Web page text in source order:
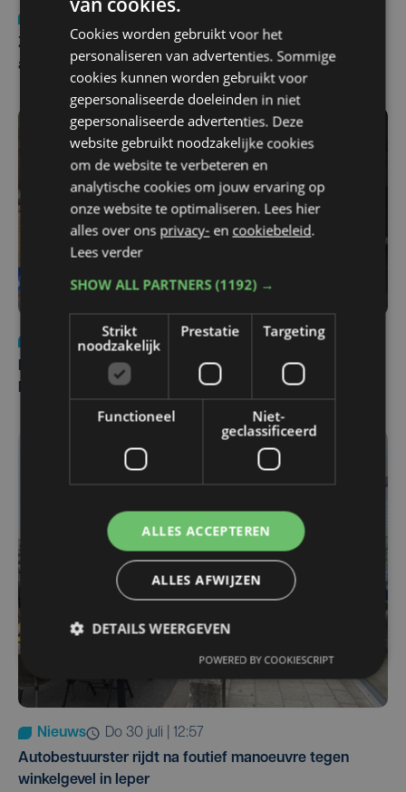
Zwaar ongeval op E403 in Izegem: drie rijstroken
afgesloten
Nieuws
di 4 augustus | 09:32
Man en vrouw dood aangetroffen in woning in Sint-
Pieters Brugge
Nieuws
do 30 juli | 12:57
Autobestuurster rijdt na foutief manoeuvre tegen
winkelgevel in Ieper
Cookies worden gebruikt voor het
personaliseren van advertenties. Sommige
cookies kunnen worden gebruikt voor
gepersonaliseerde doeleinden in niet
gepersonaliseerde advertenties. Deze
website gebruikt noodzakelijke cookies
om de website te verbeteren en
analytische cookies om jouw ervaring op
onze website te optimaliseren. Lees hier
alles over ons privacy- en cookiebeleid.
Lees verder
SHOW ALL PARTNERS(1192) →
Strikt
noodzakelijk
Prestatie Targeting
Functioneel
Niet-
geclassificeerd
ALLES ACCEPTEREN
ALLES AFWIJZEN
DETAILS WEERGEVEN
POWERED BY COOKIESCRIPT